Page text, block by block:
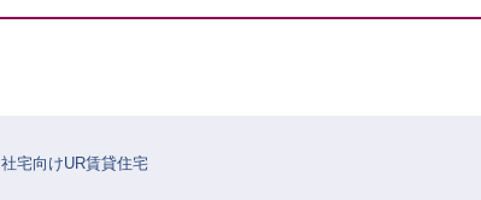
社宅向けUR賃貸住宅